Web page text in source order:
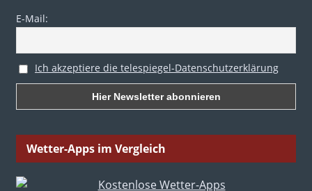
E-Mail:
Ich akzeptiere die telespiegel-Datenschutzerklärung
Wetter-Apps im Vergleich